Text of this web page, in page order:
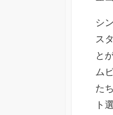
シ
ス
と
ム
た
ト